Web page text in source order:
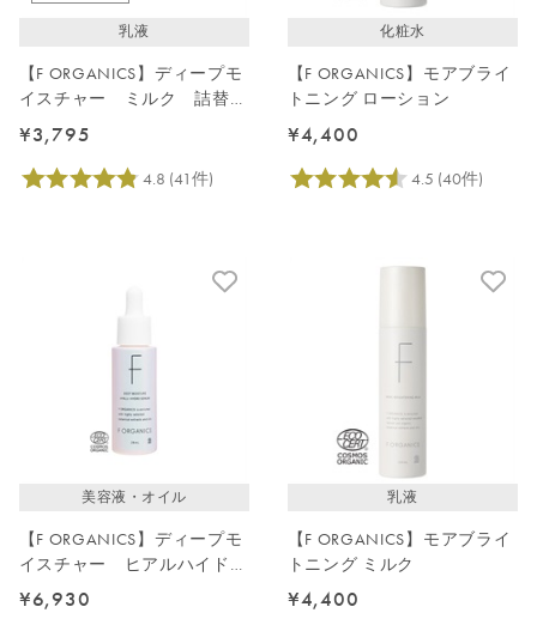
乳液
【F ORGANICS】ディープモ
イスチャー ミルク 詰替え
用 110mL
¥3,795
化粧水
【F ORGANICS】モアブライ
トニング ローション
¥4,400
美容液・オイル
【F ORGANICS】ディープモ
イスチャー ヒアルハイドロ
セラム
¥6,930
乳液
【F ORGANICS】モアブライ
トニング ミルク
¥4,400